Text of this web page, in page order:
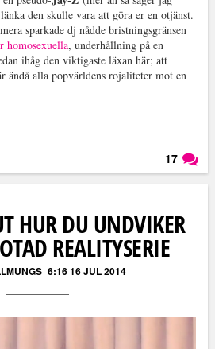
den skulle vara att göra er en otjänst.
sparkade dj nådde bristningsgränsen
homosexuella, underhållning på en
ihåg den viktigaste läxan här; att
ändå alla popvärldens rojaliteter mot en
17
HUR DU UNDVIKER
REALITYSERIE
6:16 16 JUL 2014